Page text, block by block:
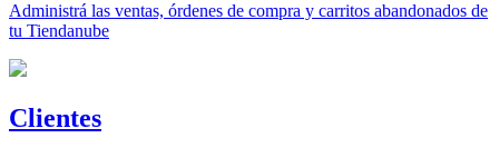
Administrá las ventas, órdenes de compra y carritos abandonados de
tu Tiendanube
Clientes